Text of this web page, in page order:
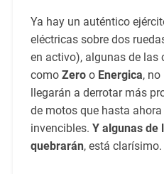
Ya hay un auténtico
eléctricas sobre dos
en activo), algunas de las
como Zeroo Energica,
llegarán a derrotar más
de motos que hasta
invencibles. Y algunas de
quebrarán, está